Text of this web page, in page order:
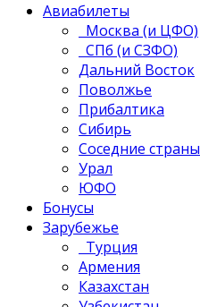
Авиабилеты
Москва (и ЦФО)
СПб (и СЗФО)
Дальний Восток
Поволжье
Прибалтика
Сибирь
Соседние страны
Урал
ЮФО
Бонусы
Зарубежье
Турция
Армения
Казахстан